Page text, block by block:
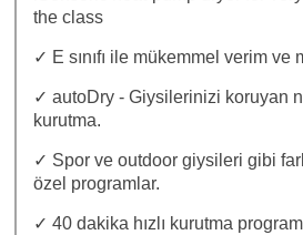
the class
✓ E sınıfı ile mükemmel verim ve
✓ autoDry - Giysilerinizi koruyan
kurutma.
✓ Spor ve outdoor giysileri gibi
özel programlar.
✓ 40 dakika hızlı kurutma